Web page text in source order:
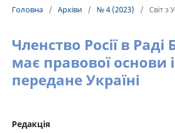
Головна / Архіви / № 4 (2023) / Світ з
Членство Росії в
має правової основи
передане Україні
Редакція